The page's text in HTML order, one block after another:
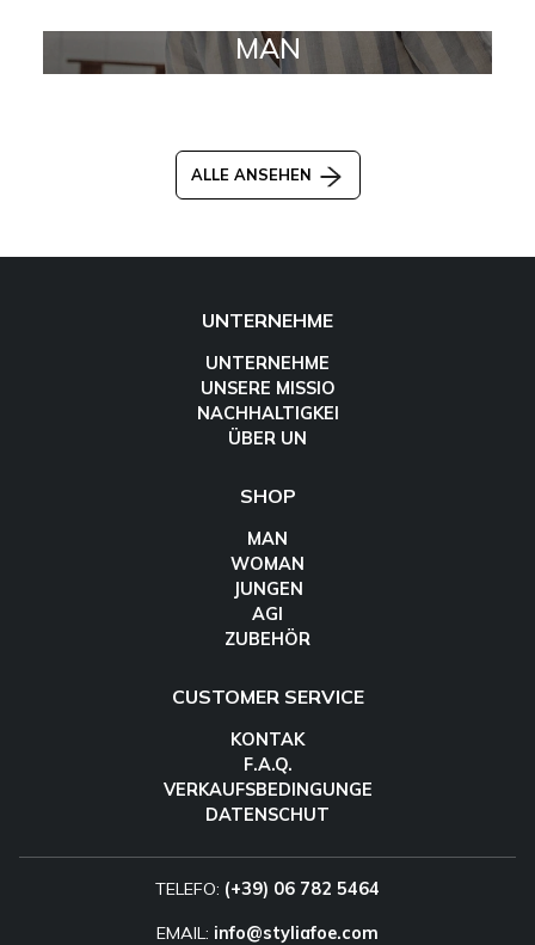
MAN
ALLE ANSEHEN
UNTERNEHME
UNTERNEHME
UNSERE MISSIO
NACHHALTIGKEI
ÜBER UN
SHOP
MAN
WOMAN
JUNGEN
AGI
ZUBEHÖR
CUSTOMER SERVICE
KONTAK
F.A.Q.
VERKAUFSBEDINGUNGE
DATENSCHUT
TELEFO: (+39) 06 782 5464
EMAIL: info@styliafoe.com